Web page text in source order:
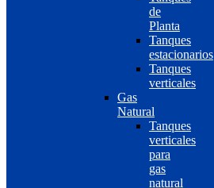
de
Planta
Tanques
estacionarios
Tanques
verticales
Gas
Natural
Tanques
verticales
para
gas
natural